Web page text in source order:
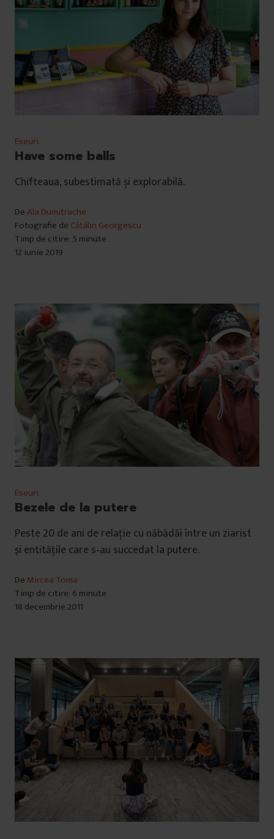
Eseuri
Have some balls
Chifteaua, subestimată și explorabilă.
DeAla Dumitrache
Fotografie de Cătălin Georgescu
Timp de citire: 5 minute
12 iunie 2019
Eseuri
Bezele de la putere
Peste 20 de ani de relaţie cu năbădăi între un ziarist
şi entităţile care s‑au succedat la putere.
De Mircea Toma
Timp de citire: 6 minute
18 decembrie 2011